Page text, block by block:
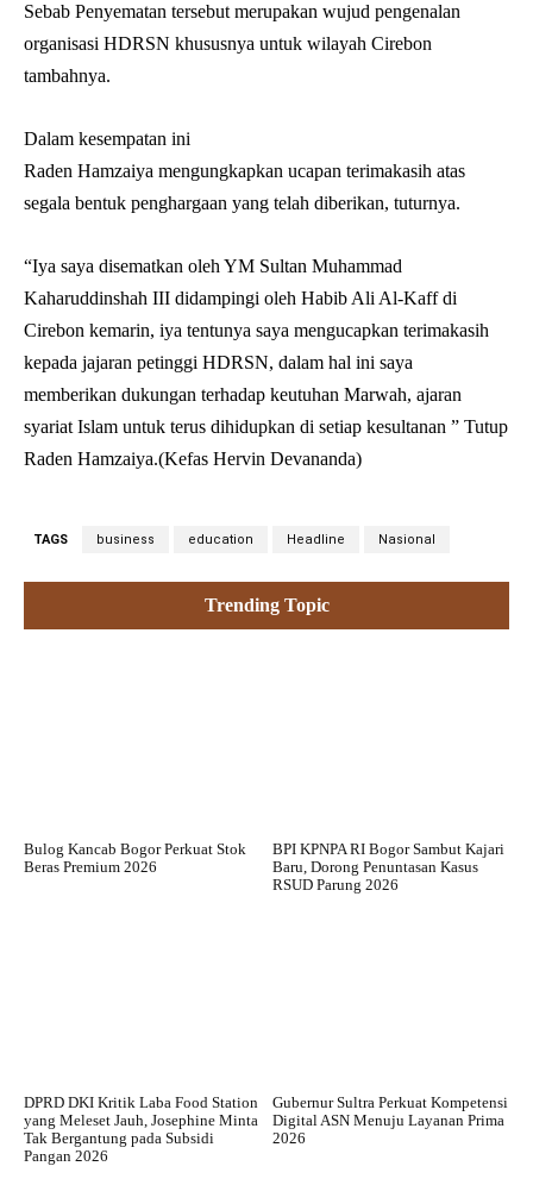
Sebab Penyematan tersebut merupakan wujud pengenalan
organisasi HDRSN khususnya untuk wilayah Cirebon
tambahnya.
Dalam kesempatan ini
Raden Hamzaiya mengungkapkan ucapan terimakasih atas
segala bentuk penghargaan yang telah diberikan, tuturnya.
“Iya saya disematkan oleh YM Sultan Muhammad
Kaharuddinshah III didampingi oleh Habib Ali Al-Kaff di
Cirebon kemarin, iya tentunya saya mengucapkan terimakasih
kepada jajaran petinggi HDRSN, dalam hal ini saya
memberikan dukungan terhadap keutuhan Marwah, ajaran
syariat Islam untuk terus dihidupkan di setiap kesultanan ” Tutup
Raden Hamzaiya.(Kefas Hervin Devananda)
TAGS business education Headline Nasional
Trending Topic
Bulog Kancab Bogor Perkuat Stok
Beras Premium 2026
BPI KPNPA RI Bogor Sambut Kajari
Baru, Dorong Penuntasan Kasus
RSUD Parung 2026
DPRD DKI Kritik Laba Food Station
yang Meleset Jauh, Josephine Minta
Tak Bergantung pada Subsidi
Pangan 2026
Gubernur Sultra Perkuat Kompetensi
Digital ASN Menuju Layanan Prima
2026